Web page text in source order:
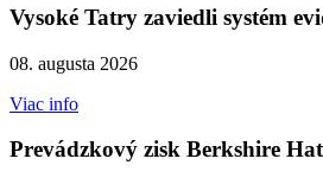
Vysoké Tatry zaviedli systém
08. augusta 2026
Viac info
Prevádzkový zisk Berkshire